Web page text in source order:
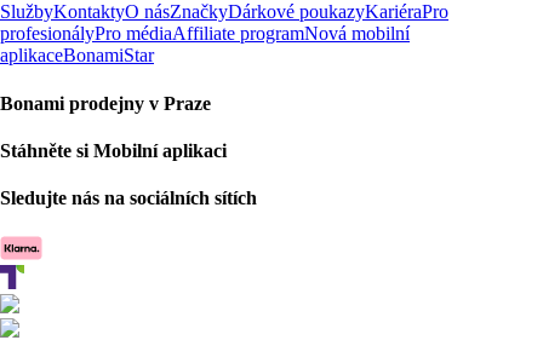
SlužbyKontaktyO násZnačkyDárkové poukazyKariéraPro
profesionályPro médiaAffiliate programNová mobilní
aplikaceBonamiStar
Bonami prodejny v Praze
Stáhněte si Mobilní aplikaci
Sledujte nás na sociálních sítích